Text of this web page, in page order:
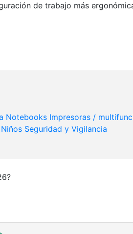
de trabajo más
Notebooks Impresoras /
Seguridad y Vigilancia